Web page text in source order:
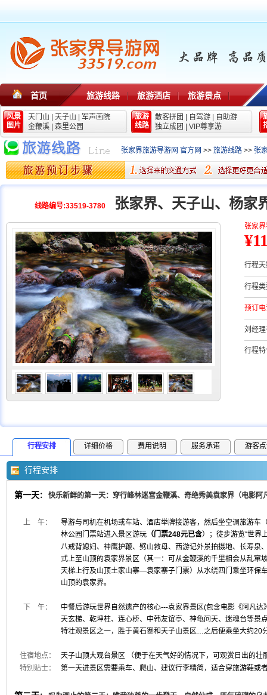
首页 旅游线路 旅游酒店 旅游景点
风景
图片
天门山 天子山
军声画院
金鞭溪
森里公园
旅游
线路
散客拼团 自驾游
自助游
独立成团
VIP尊享游
张家界旅游导游网 官方网 >> 旅游线路 >> 张
线路编号:33519-3780 张家界、天子山、杨家
张家
行程
行程
预订
刘经
行程
行程安排 详细价格 费用说明 服务承诺 游客
行程安排
第一天： 快乐新鲜的第一天：穿行峰林迷宫金鞭溪、奇绝秀美袁家界（电影阿
上 午：
导游与司机在机场或车站、酒店举牌接游客，然后坐空调旅游车
林公园门票站进入景区游玩 （门票248元已含）；徒步游览“世界
八戒背媳妇、神鹰护鞭、劈山救母、西游记外景拍摄地、长寿泉
式上至山顶的袁家界景区（其一：可从金鞭溪的千里相会从乱窜
天梯上行及山顶土家山寨—袁家寨子门票）从水绕四门乘坐环保
山顶的袁家界。
下 午：
中餐后游玩世界自然遗产的核心---袁家界景区(包含电影《阿凡达
天玄梯、乾坤柱、连心桥、中韩友谊亭、神龟问天、迷魂台等景
特壮观景区之一，胜于黄石寨和天子山景区…之后便乘坐大约20
住宿地点：
天子山顶大观台景区 （便于在天气好的情况下，可观赏日出的壮
特别贴士：
第一天进景区需要乘车、爬山、建议行李精简，适合穿旅游鞋或